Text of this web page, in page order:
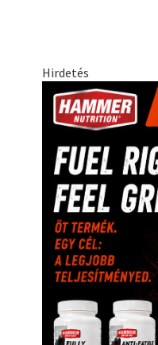
Hirdetés